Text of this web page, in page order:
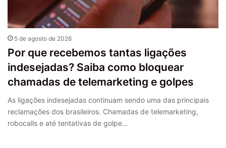
5 de agosto de 2026
Por que recebemos tantas ligações
indesejadas? Saiba como bloquear
chamadas de telemarketing e golpes
As ligações indesejadas continuam sendo uma das principais
reclamações dos brasileiros. Chamadas de telemarketing,
robocalls e até tentativas de golpe…